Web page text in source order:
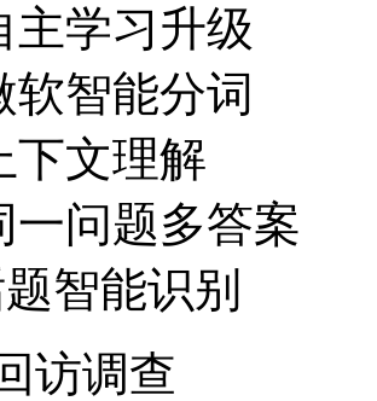
主学习升级
软智能分词
下文理解
一问题多答案
题智能识别
访调查